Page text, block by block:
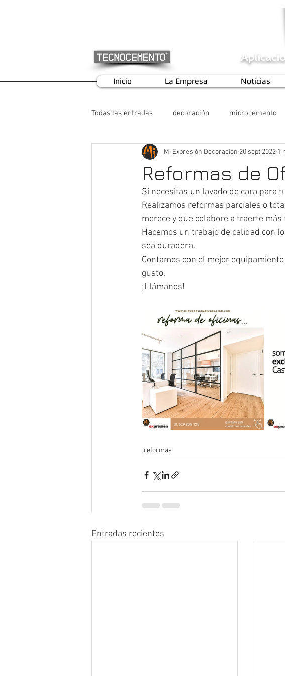
Inicio La Empresa Noticias
Todas las entradas decoración microcemento
Reformas de
Mi Expresión Decoración 20 sept 2022 1
Si necesitas un lavado de cara para
Realizamos reformas parciales o
merece y que colabore a traerte
Hacemos un trabajo de calidad con
sea duradera.
Contamos con el mejor
gusto.
¡Llámanos!
reformas
Entradas recientes